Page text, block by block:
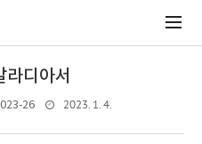
라디아서
26 2023. 1. 4.